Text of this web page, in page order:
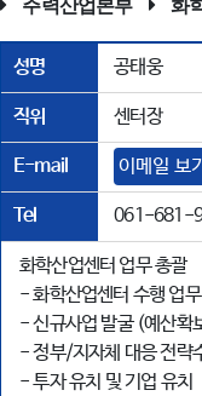
주력산업본부 화
성명 공태웅
직위 센터장
E-mail 이메일 보기
Tel 061-681-
화학산업센터 업무 총괄
- 화학산업센터 수행 업무
- 신규사업 발굴 (예산확
- 정부/지자체 대응 전략
- 투자 유치 및 기업 유치